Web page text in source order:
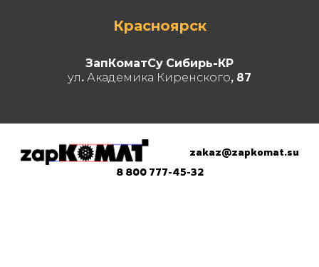
Красноярск
ЗапКоматСу Сибирь-КР
ул. Академика Киренского, 87
zakaz@zapkomat.su
8 800 777-45-32